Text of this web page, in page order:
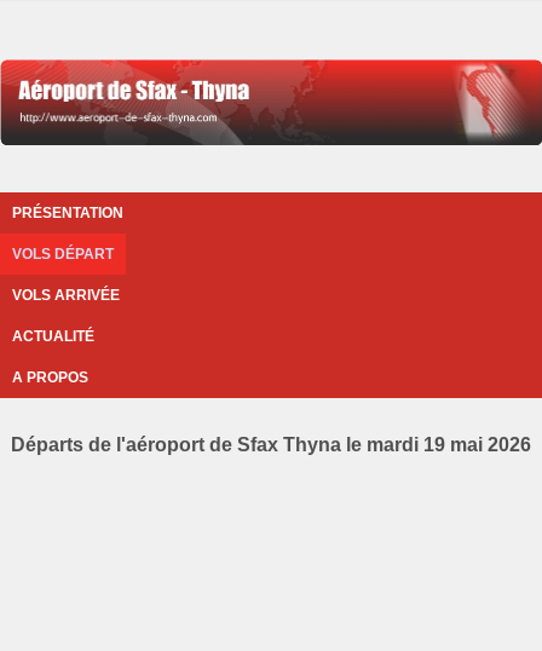
PRÉSENTATION
VOLS DÉPART
VOLS ARRIVÉE
ACTUALITÉ
A PROPOS
Départs de l'aéroport de Sfax Thyna le mardi 19 mai 2026